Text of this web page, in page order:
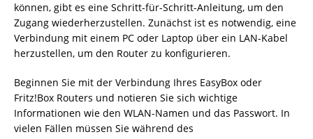
können, gibt es eine Schritt-für-Schritt-Anleitung, um den
Zugang wiederherzustellen. Zunächst ist es notwendig, eine
Verbindung mit einem PC oder Laptop über ein LAN-Kabel
herzustellen, um den Router zu konfigurieren.
Beginnen Sie mit der Verbindung Ihres EasyBox oder
Fritz!Box Routers und notieren Sie sich wichtige
Informationen wie den WLAN-Namen und das Passwort. In
vielen Fällen müssen Sie während des